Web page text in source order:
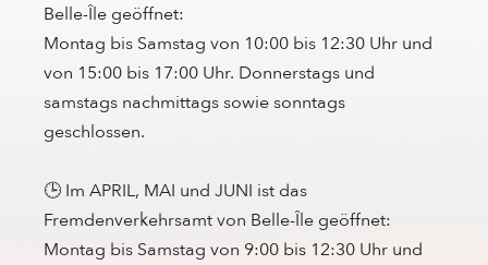
Belle-Île geöffnet:
Montag bis Samstag von 10:00 bis 12:30 Uhr und
von 15:00 bis 17:00 Uhr. Donnerstags und
samstags nachmittags sowie sonntags
geschlossen.
🕒 Im APRIL, MAI und JUNI ist das
Fremdenverkehrsamt von Belle-Île geöffnet:
Montag bis Samstag von 9:00 bis 12:30 Uhr und